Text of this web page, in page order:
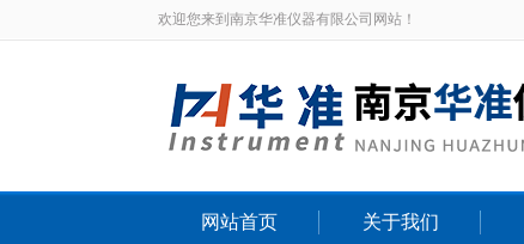
欢迎您来到南京华准仪器有限公司网站！
网站首页 关于我们